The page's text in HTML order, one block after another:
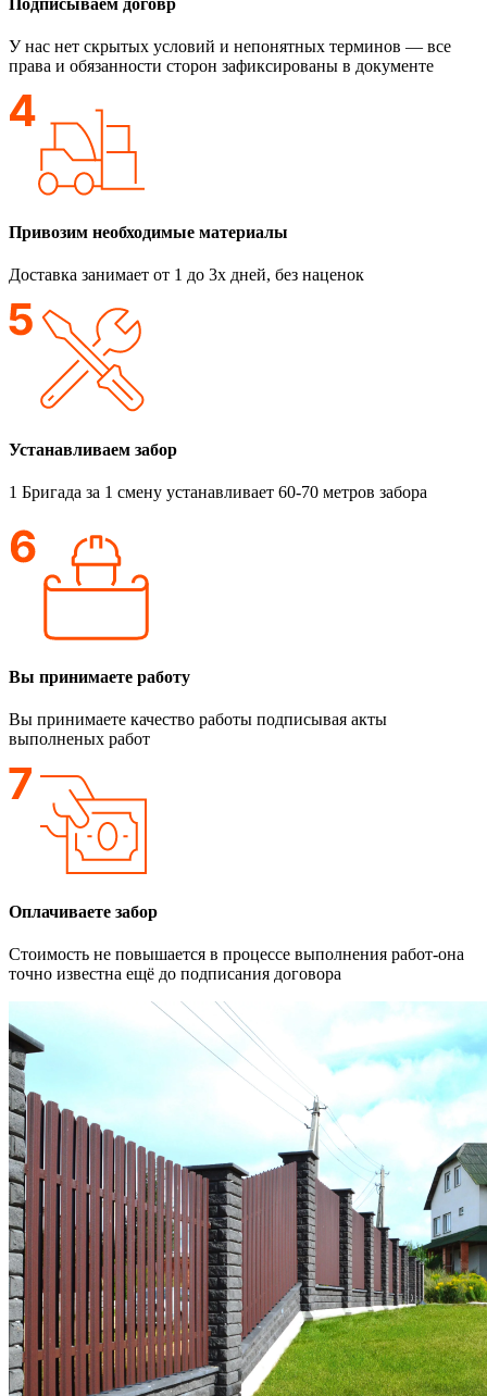
У нас нет скрытых условий и непонятных терминов — все
права и обязанности сторон зафиксированы в документе
Привозим необходимые материалы
Доставка занимает от 1 до 3х дней, без наценок
Устанавливаем забор
1 Бригада за 1 смену устанавливает 60-70 метров забора
Вы принимаете работу
Вы принимаете качество работы подписывая акты
выполненых работ
Оплачиваете забор
Стоимость не повышается в процессе выполнения работ-она
точно известна ещё до подписания договора